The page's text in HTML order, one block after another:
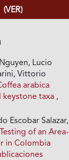
(VER)
Lucio
Vittorio
arabica
keystone taxa ,
Escobar Salazar,
of an Area-
in Colombia